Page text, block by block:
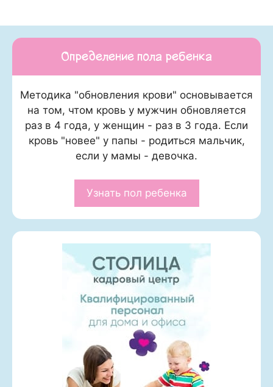
Определение пола ребенка
Методика "обновления крови" основывается
на том, чтом кровь у мужчин обновляется
раз в 4 года, у женщин - раз в 3 года. Если
кровь "новее" у папы - родиться мальчик,
если у мамы - девочка.
Узнать пол ребенка